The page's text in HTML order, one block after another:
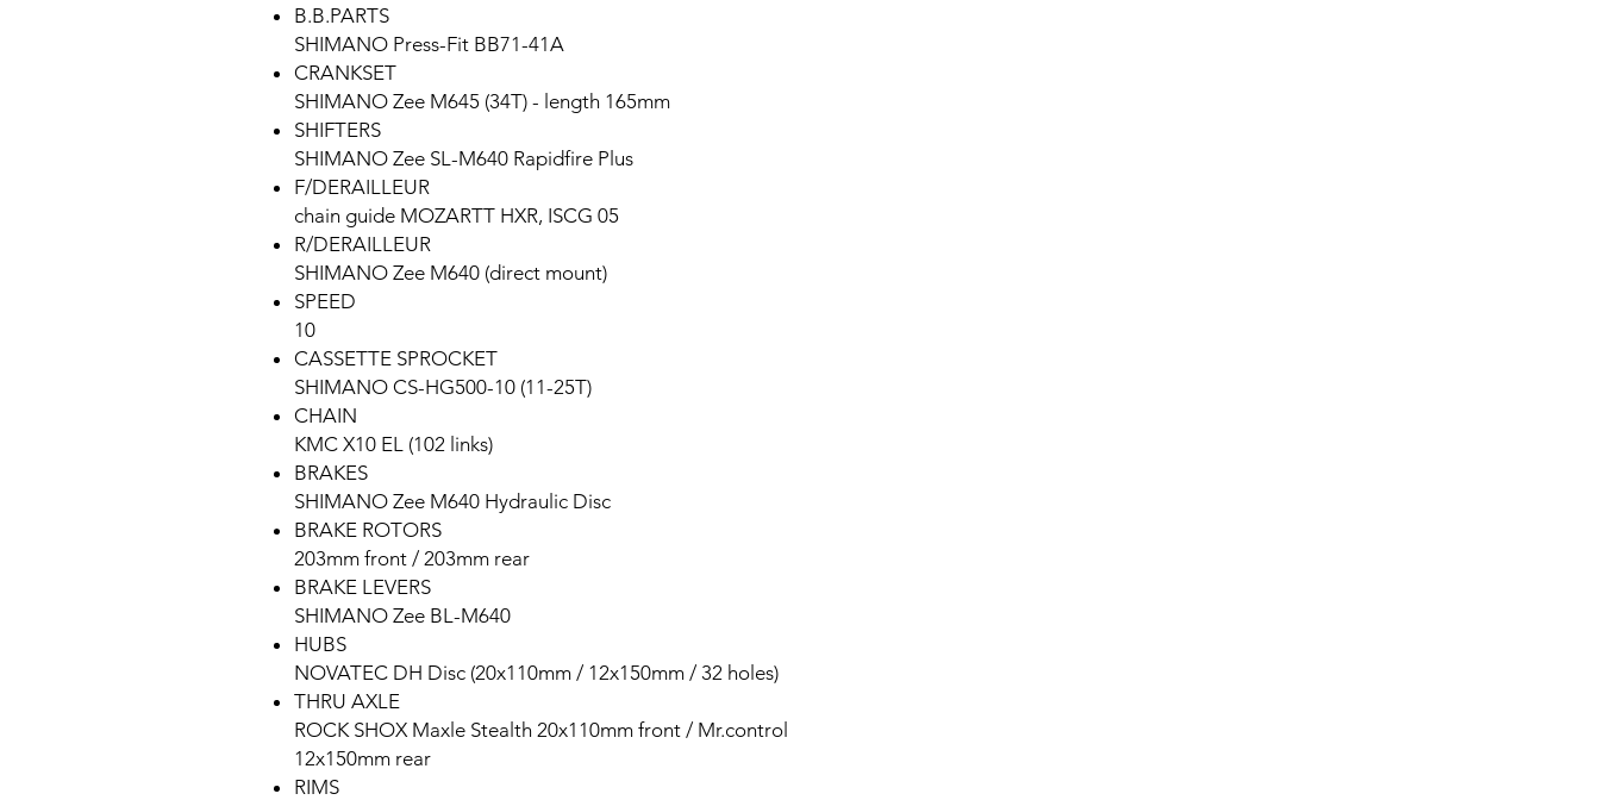
B.B.PARTS
SHIMANO Press-Fit BB71-41A
CRANKSET
SHIMANO Zee M645 (34T) - length 165mm
SHIFTERS
SHIMANO Zee SL-M640 Rapidfire Plus
F/DERAILLEUR
chain guide MOZARTT HXR, ISCG 05
R/DERAILLEUR
SHIMANO Zee M640 (direct mount)
SPEED
10
CASSETTE SPROCKET
SHIMANO CS-HG500-10 (11-25T)
CHAIN
KMC X10 EL (102 links)
BRAKES
SHIMANO Zee M640 Hydraulic Disc
BRAKE ROTORS
203mm front / 203mm rear
BRAKE LEVERS
SHIMANO Zee BL-M640
HUBS
NOVATEC DH Disc (20x110mm / 12x150mm / 32 holes)
THRU AXLE
ROCK SHOX Maxle Stealth 20x110mm front / Mr.control
12x150mm rear
RIMS